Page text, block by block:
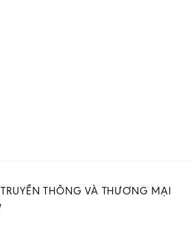
THÔNG VÀ THƯƠNG MẠI